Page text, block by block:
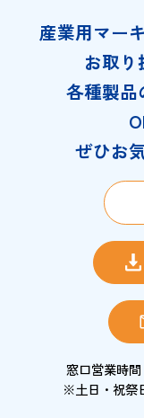
産業用マー
お取り
各種製品
ぜひお
窓口営業時
※土日・祝祭